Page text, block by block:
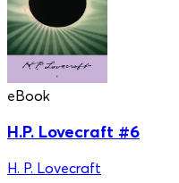
eBook
H.P. Lovecraft #6
H. P. Lovecraft